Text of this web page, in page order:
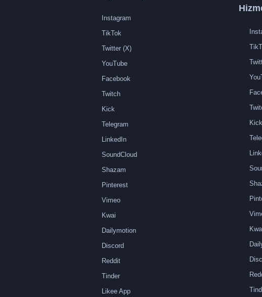
Instagram
TikTok
Twitter (X)
YouTube
Facebook
Twitch
Kick
Telegram
LinkedIn
SoundCloud
Shazam
Pinterest
Vimeo
Kwai
Dailymotion
Discord
Reddit
Tinder
Likee App